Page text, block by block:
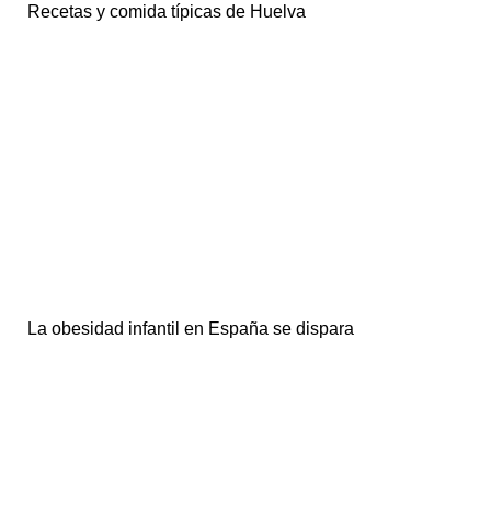
Recetas y comida típicas de Huelva
La obesidad infantil en España se dispara